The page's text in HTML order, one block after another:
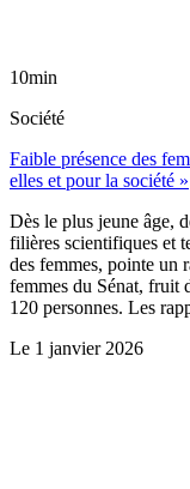
10min
Société
Faible présence des
elles et pour la société »
Dès le plus jeune âge,
filières scientifiques et
des femmes, pointe un
femmes du Sénat, fruit
120 personnes. Les
Le 1 janvier 2026